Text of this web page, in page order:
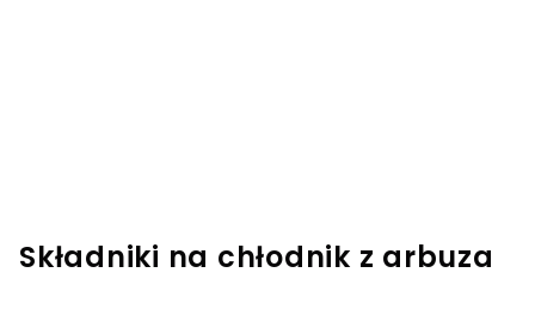
Składniki na chłodnik z arbuza